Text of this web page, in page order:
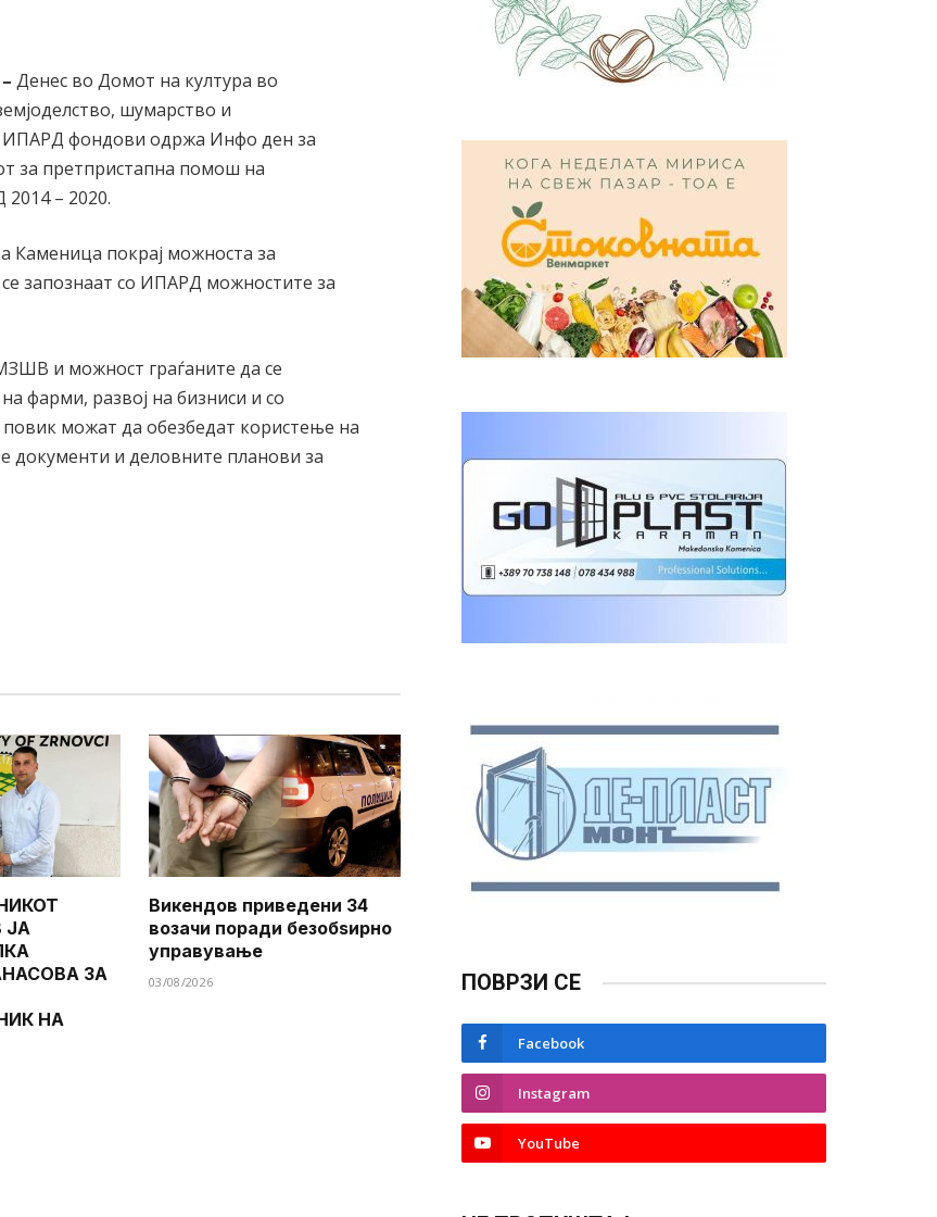
– Денес во Домот на култура во
шумарство и
ИПАРД фондови одржа Инфо ден за
за претпристапна помош на
2014 – 2020.
Каменица покрај можноста за
запознаат со ИПАРД можностите за
и можност граѓаните да се
фарми, развој на бизниси и со
можат да обезбедат користење на
документи и деловните планови за
ЈА
ЗА
НА
Викендов приведени 34
возачи поради безобѕирно
управување
03/08/2026 ПОВРЗИ СЕ
Facebook
Instagram
YouTube